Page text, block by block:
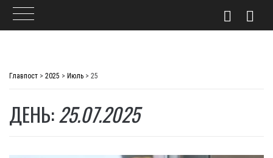
Главпост > 2025 > Июль > 25
ДЕНЬ:25.07.2025